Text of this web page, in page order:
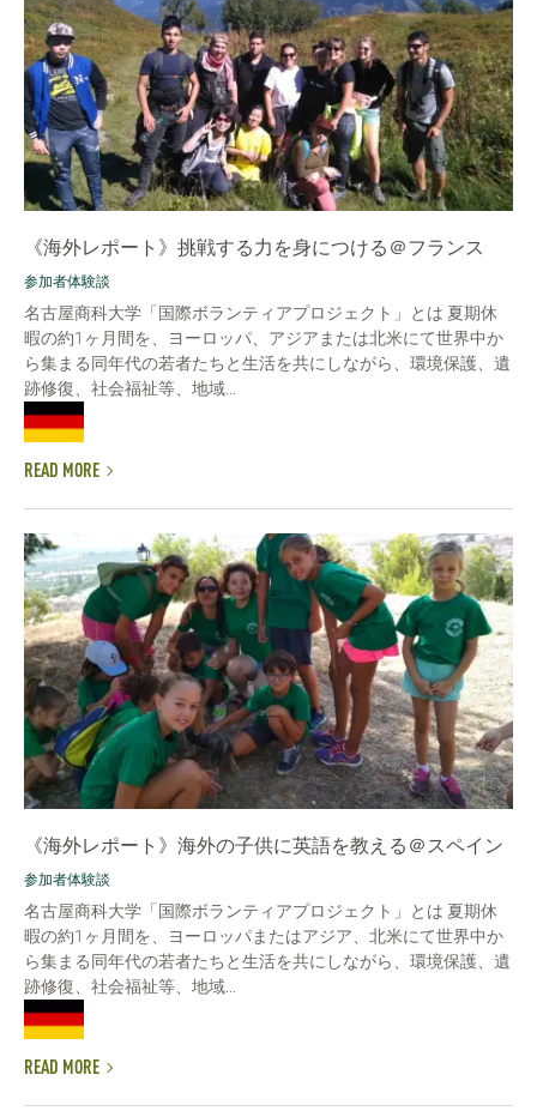
《海外レポート》挑戦する力を身につける＠フランス
参加者体験談
名古屋商科大学「国際ボランティアプロジェクト」とは 夏期休
暇の約1ヶ月間を、ヨーロッパ、アジアまたは北米にて世界中か
ら集まる同年代の若者たちと生活を共にしながら、環境保護、遺
跡修復、社会福祉等、地域...
READ MORE
《海外レポート》海外の子供に英語を教える＠スペイン
参加者体験談
名古屋商科大学「国際ボランティアプロジェクト」とは 夏期休
暇の約1ヶ月間を、ヨーロッパまたはアジア、北米にて世界中か
ら集まる同年代の若者たちと生活を共にしながら、環境保護、遺
跡修復、社会福祉等、地域...
READ MORE